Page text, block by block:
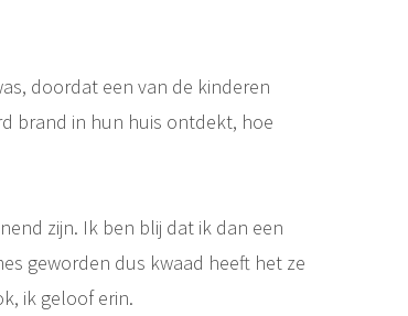
doordat een van de kinderen
brand in hun huis ontdekt, hoe
zijn. Ik ben blij dat ik dan een
geworden dus kwaad heeft het ze
ik geloof erin.